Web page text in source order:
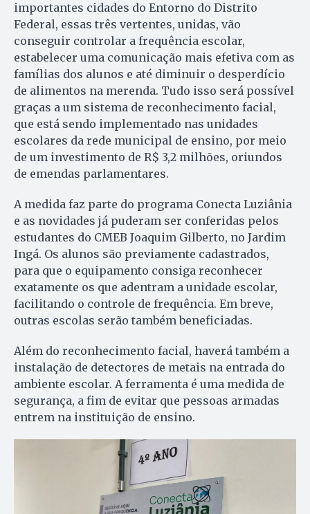
importantes cidades do Entorno do Distrito
Federal, essas três vertentes, unidas, vão
conseguir controlar a frequência escolar,
estabelecer uma comunicação mais efetiva com as
famílias dos alunos e até diminuir o desperdício
de alimentos na merenda. Tudo isso será possível
graças a um sistema de reconhecimento facial,
que está sendo implementado nas unidades
escolares da rede municipal de ensino, por meio
de um investimento de R$ 3,2 milhões, oriundos
de emendas parlamentares.
A medida faz parte do programa Conecta Luziânia
e as novidades já puderam ser conferidas pelos
estudantes do CMEB Joaquim Gilberto, no Jardim
Ingá. Os alunos são previamente cadastrados,
para que o equipamento consiga reconhecer
exatamente os que adentram a unidade escolar,
facilitando o controle de frequência. Em breve,
outras escolas serão também beneficiadas.
Além do reconhecimento facial, haverá também a
instalação de detectores de metais na entrada do
ambiente escolar. A ferramenta é uma medida de
segurança, a fim de evitar que pessoas armadas
entrem na instituição de ensino.